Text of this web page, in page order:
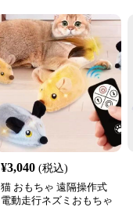
¥3,040 (税込)
猫 おもちゃ 遠隔操作式
電動走行ネズミおもちゃ